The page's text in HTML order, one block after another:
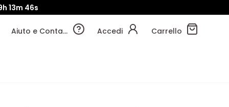
13m 44s
Aiuto e Contatti Accedi Carrello